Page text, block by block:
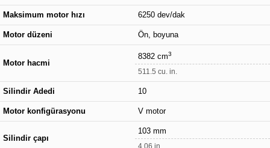
Maksimum motor hızı 6250 dev/dak
Motor düzeni Ön, boyuna
Motor hacmi
8382 cm3
511.5 cu. in.
Silindir Adedi 10
Motor konfigürasyonu V motor
Silindir çapı
103 mm
4.06 in.